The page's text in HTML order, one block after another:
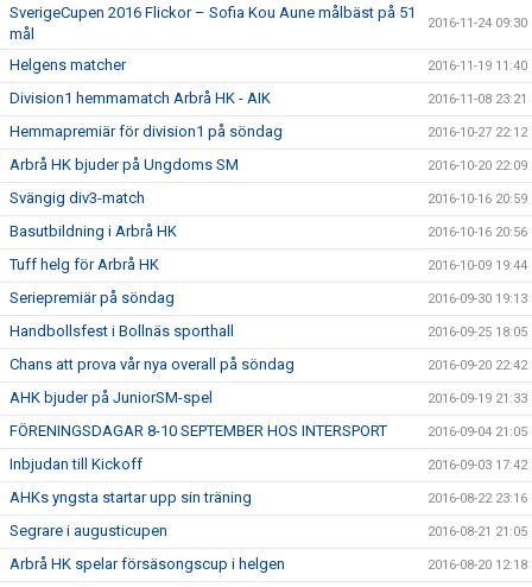
SverigeCupen 2016 Flickor – Sofia Kou Aune målbäst på 51
mål
2016-11-24 09:30
Helgens matcher 2016-11-19 11:40
Division1 hemmamatch Arbrå HK - AIK 2016-11-08 23:21
Hemmapremiär för division1 på söndag 2016-10-27 22:12
Arbrå HK bjuder på Ungdoms SM 2016-10-20 22:09
Svängig div3-match 2016-10-16 20:59
Basutbildning i Arbrå HK 2016-10-16 20:56
Tuff helg för Arbrå HK 2016-10-09 19:44
Seriepremiär på söndag 2016-09-30 19:13
Handbollsfest i Bollnäs sporthall 2016-09-25 18:05
Chans att prova vår nya overall på söndag 2016-09-20 22:42
AHK bjuder på JuniorSM-spel 2016-09-19 21:33
FÖRENINGSDAGAR 8-10 SEPTEMBER HOS INTERSPORT 2016-09-04 21:05
Inbjudan till Kickoff 2016-09-03 17:42
AHKs yngsta startar upp sin träning 2016-08-22 23:16
Segrare i augusticupen 2016-08-21 21:05
Arbrå HK spelar försäsongscup i helgen 2016-08-20 12:18